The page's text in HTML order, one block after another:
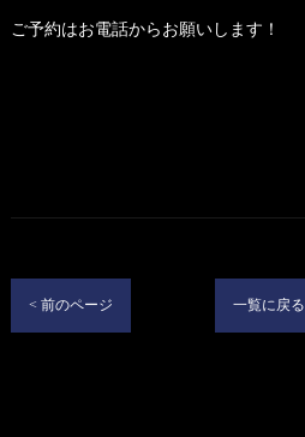
ご予約はお電話からお願いします！
< 前のページ 一覧に戻る